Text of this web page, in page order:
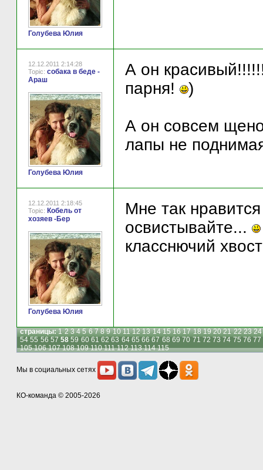
Голубева Юлия
12.12.2011 2:14:28
Topic: собака в беде -
Араш
Голубева Юлия
А он
парня!
)
А он совсем
лапы не
12.12.2011 2:18:45
Topic: Кобель от
хозяев -Бер
Голубева Юлия
Мне так
освистывайте...
класснючий
страницы: 1 2 3 4 5 6 7 8 9 10 11 12 13 14 15 16 17 18 19 20 21 22 23 24
54 55 56 57 5859 60 61 62 63 64 65 66 67 68 69 70 71 72 73 74 75 76 77
105 106 107 108 109 110 111 112 113 114 115
Мы в социальных сетях
КО-команда © 2005-2026